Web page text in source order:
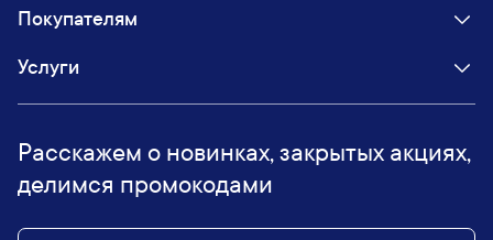
Покупателям
Услуги
Расскажем о новинках, закрытых акциях,
делимся промокодами